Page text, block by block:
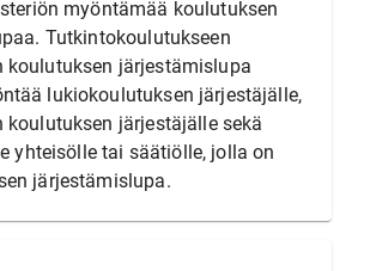
myöntämää koulutuksen
Tutkintokoulutukseen
koulutuksen järjestämislupa
lukiokoulutuksen järjestäjälle,
koulutuksen järjestäjälle sekä
yhteisölle tai säätiölle, jolla on
järjestämislupa.